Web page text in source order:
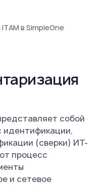
в SimpleOne
собой
идентификации,
(сверки) ИТ-
процесс
и сетевое